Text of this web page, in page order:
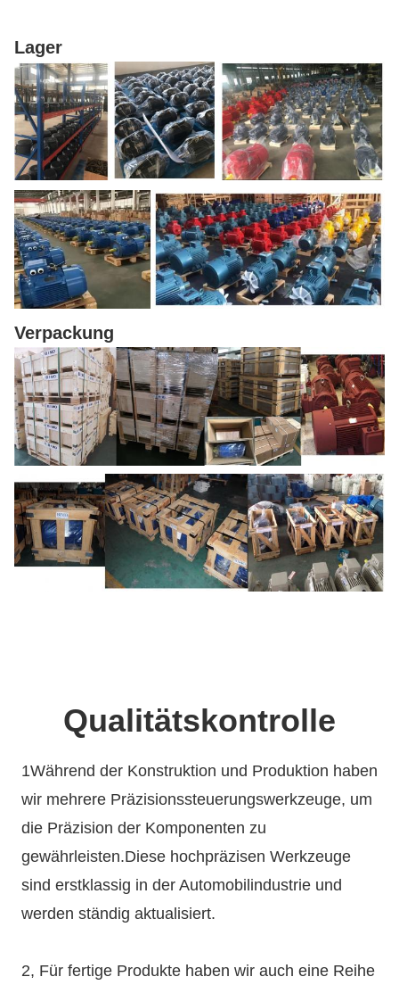
Lager
Verpackung
Qualitätskontrolle
1Während der Konstruktion und Produktion haben
wir mehrere Präzisionssteuerungswerkzeuge, um
die Präzision der Komponenten zu
gewährleisten.Diese hochpräzisen Werkzeuge
sind erstklassig in der Automobilindustrie und
werden ständig aktualisiert.
2, Für fertige Produkte haben wir auch eine Reihe